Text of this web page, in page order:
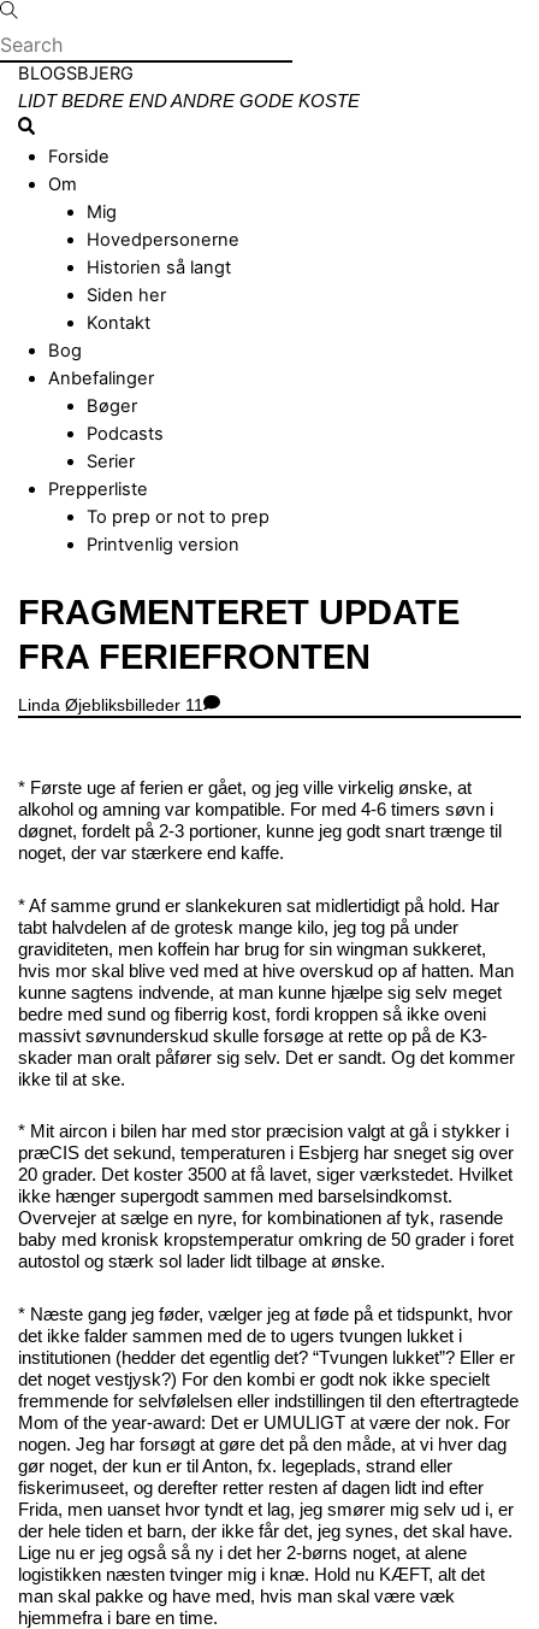
Skip
to
content
Menu
BLOGSBJERG
LIDT BEDRE END ANDRE GODE KOSTE
Search
Forside
Om
Mig
Hovedpersonerne
Historien så langt
Siden her
Kontakt
Bog
Anbefalinger
Bøger
Podcasts
Serier
Prepperliste
To prep or not to prep
Printvenlig version
Close
Menu
FRAGMENTERET UPDATE
FRA FERIEFRONTEN
Linda Øjebliksbilleder 11
* Første uge af ferien er gået, og jeg ville virkelig ønske, at
alkohol og amning var kompatible. For med 4-6 timers søvn i
døgnet, fordelt på 2-3 portioner, kunne jeg godt snart trænge til
noget, der var stærkere end kaffe.
* Af samme grund er slankekuren sat midlertidigt på hold. Har
tabt halvdelen af de grotesk mange kilo, jeg tog på under
graviditeten, men koffein har brug for sin wingman sukkeret,
hvis mor skal blive ved med at hive overskud op af hatten. Man
kunne sagtens indvende, at man kunne hjælpe sig selv meget
bedre med sund og fiberrig kost, fordi kroppen så ikke oveni
massivt søvnunderskud skulle forsøge at rette op på de K3-
skader man oralt påfører sig selv. Det er sandt. Og det kommer
ikke til at ske.
* Mit aircon i bilen har med stor præcision valgt at gå i stykker i
præCIS det sekund, temperaturen i Esbjerg har sneget sig over
20 grader. Det koster 3500 at få lavet, siger værkstedet. Hvilket
ikke hænger supergodt sammen med barselsindkomst.
Overvejer at sælge en nyre, for kombinationen af tyk, rasende
baby med kronisk kropstemperatur omkring de 50 grader i foret
autostol og stærk sol lader lidt tilbage at ønske.
* Næste gang jeg føder, vælger jeg at føde på et tidspunkt, hvor
det ikke falder sammen med de to ugers tvungen lukket i
institutionen (hedder det egentlig det? “Tvungen lukket”? Eller er
det noget vestjysk?) For den kombi er godt nok ikke specielt
fremmende for selvfølelsen eller indstillingen til den eftertragtede
Mom of the year-award: Det er UMULIGT at være der nok. For
nogen. Jeg har forsøgt at gøre det på den måde, at vi hver dag
gør noget, der kun er til Anton, fx. legeplads, strand eller
fiskerimuseet, og derefter retter resten af dagen lidt ind efter
Frida, men uanset hvor tyndt et lag, jeg smører mig selv ud i, er
der hele tiden et barn, der ikke får det, jeg synes, det skal have.
Lige nu er jeg også så ny i det her 2-børns noget, at alene
logistikken næsten tvinger mig i knæ. Hold nu KÆFT, alt det
man skal pakke og have med, hvis man skal være væk
hjemmefra i bare en time.